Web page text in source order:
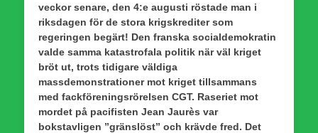
veckor senare, den 4:e augusti röstade man i
riksdagen för de stora krigskrediter som
regeringen begärt! Den franska socialdemokratin
valde samma katastrofala politik när väl kriget
bröt ut, trots tidigare väldiga
massdemonstrationer mot kriget tillsammans
med fackföreningsrörelsen CGT. Raseriet mot
mordet på pacifisten Jean Jaurès var
bokstavligen ”gränslöst” och krävde fred. Det